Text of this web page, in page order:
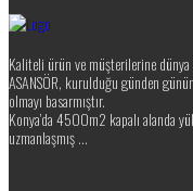
Kaliteli ürün ve müşterilerine dünya
ASANSÖR, kurulduğu günden
olmayı basarmıştır.
Konya’da 4500m2 kapalı alanda
uzmanlaşmış ...